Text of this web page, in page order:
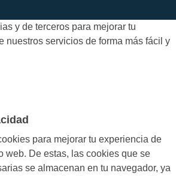
y de terceros para mejorar tu
nuestros servicios de forma más fácil y
para mejorar tu experiencia de
web. De estas, las cookies que se
se almacenan en tu navegador, ya